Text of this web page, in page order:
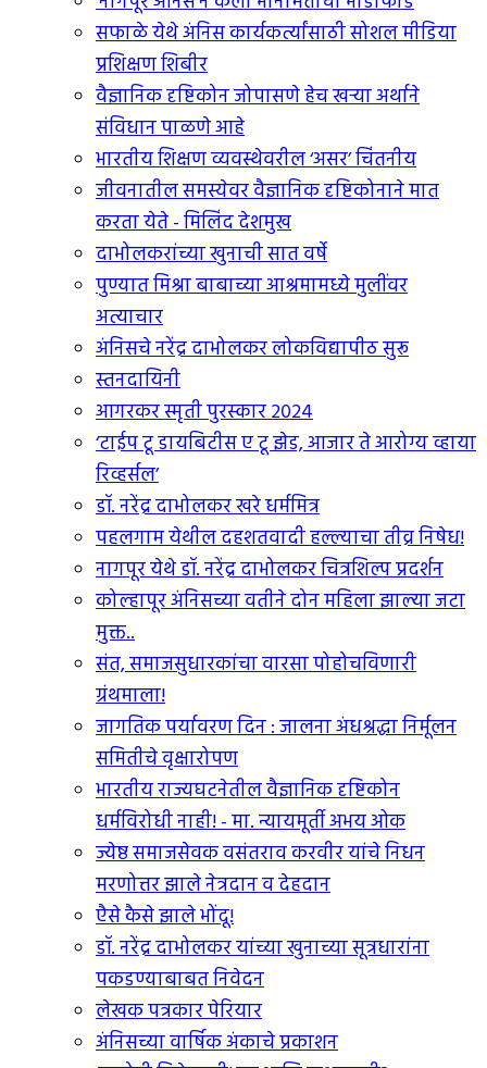
सफाळे येथे अंनिस कार्यकर्त्यांसाठी सोशल मीडिया
प्रशिक्षण शिबीर
वैज्ञानिक दृष्टिकोन जोपासणे हेच खर्‍या अर्थाने
संविधान पाळणे आहे
भारतीय शिक्षण व्यवस्थेवरील ‘असर’ चिंतनीय
जीवनातील समस्येवर वैज्ञानिक दृष्टिकोनाने मात
करता येते - मिलिंद देशमुख
दाभोलकरांच्या खुनाची सात वर्षे
पुण्यात मिश्रा बाबाच्या आश्रमामध्ये मुलींवर
अत्याचार
अंनिसचे नरेंद्र दाभोलकर लोकविद्यापीठ सुरू
स्तनदायिनी
आगरकर स्मृती पुरस्कार २०२४
‘टाईप टू डायबिटीस ए टू झेड, आजार ते आरोग्य व्हाया
रिव्हर्सल’
डॉ. नरेंद्र दाभोलकर खरे धर्ममित्र
पहलगाम येथील दहशतवादी हल्ल्याचा तीव्र निषेध!
नागपूर येथे डॉ. नरेंद्र दाभोलकर चित्रशिल्प प्रदर्शन
कोल्हापूर अंनिसच्या वतीने दोन महिला झाल्या जटा
मुक्त..
संत, समाजसुधारकांचा वारसा पोहोचविणारी
ग्रंथमाला!
जागतिक पर्यावरण दिन : जालना अंधश्रद्धा निर्मूलन
समितीचे वृक्षारोपण
भारतीय राज्यघटनेतील वैज्ञानिक दृष्टिकोन
धर्मविरोधी नाही! - मा. न्यायमूर्ती अभय ओक
ज्येष्ठ समाजसेवक वसंतराव करवीर यांचे निधन
मरणोत्तर झाले नेत्रदान व देहदान
एैसे कैसे झाले भोंदू!
डॉ. नरेंद्र दाभोलकर यांच्या खुनाच्या सूत्रधारांना
पकडण्याबाबत निवेदन
लेखक पत्रकार पेरियार
अंनिसच्या वार्षिक अंकाचे प्रकाशन